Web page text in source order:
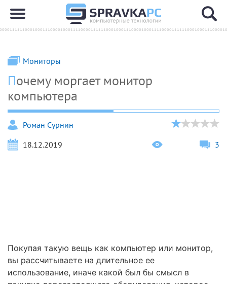
Мониторы
Почему моргает монитор
компьютера
Роман Сурнин
18.12.2019
3
Покупая такую вещь как компьютер или монитор,
вы рассчитываете на длительное ее
использование, иначе какой был бы смысл в